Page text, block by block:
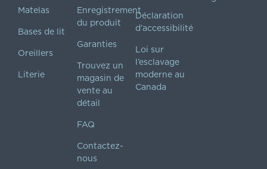
Matelas
Bases de lit
Oreillers
Literie
Enregistrement
du produit
Garanties
Trouvez un
magasin de
vente au
détail
FAQ
Contactez-
nous
Déclaration
d’accessibilité
Loi sur
l’esclavage
moderne au
Canada